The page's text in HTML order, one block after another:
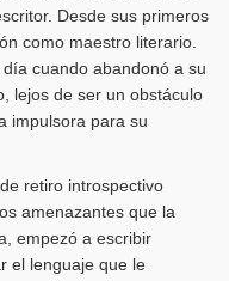
Desde sus primeros
como maestro literario.
cuando abandonó a su
lejos de ser un obstáculo
impulsora para su
retiro introspectivo
amenazantes que la
empezó a escribir
el lenguaje que le